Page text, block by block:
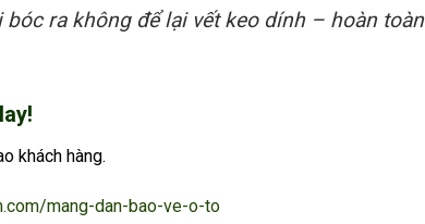
ra không để lại vết keo dính – hoàn toàn
khách hàng.
mang-dan-bao-ve-o-to